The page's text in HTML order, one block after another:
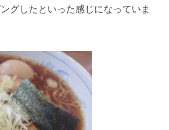
グしたといった感じになっていま